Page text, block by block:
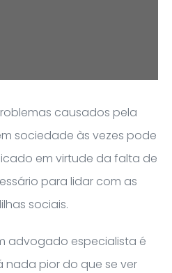
causados pela
sociedade às vezes pode
em virtude da falta de
para lidar com as
sociais.
advogado especialista é
nada pior do que se ver